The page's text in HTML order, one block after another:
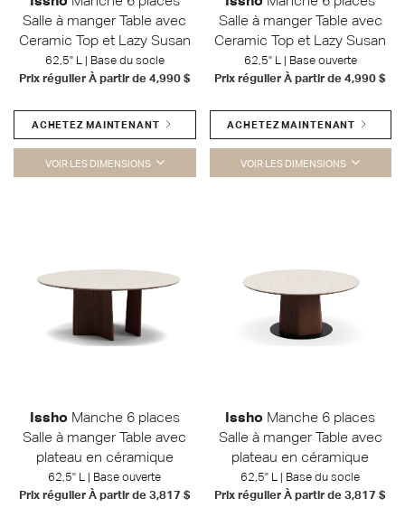
Salle à manger Table avec
Ceramic Top et Lazy Susan
62,5" L | Base du socle
Prix régulier À partir de 4,990 $
ACHETEZ MAINTENANT
VOIR LES DIMENSIONS
Salle à manger Table avec
Ceramic Top et Lazy Susan
62,5" L | Base ouverte
Prix régulier À partir de4,990 $
ACHETEZ MAINTENANT
VOIR LES DIMENSIONS
IsshoManche 6 places
Salle à manger Table avec
plateau en céramique
62,5" L | Base ouverte
Prix régulier À partir de 3,817 $
Issho Manche 6 places
Salle à manger Table avec
plateau en céramique
62,5" L | Base du socle
Prix régulier À partir de3,817 $